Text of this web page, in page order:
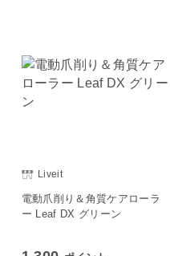
Liveit
電動爪削り＆角質ケアローラ
ー Leaf DX グリーン